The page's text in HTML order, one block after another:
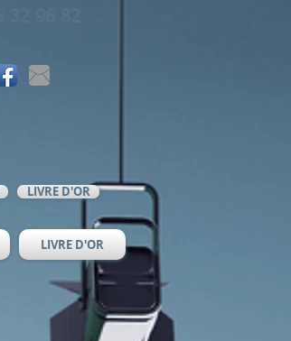
LIVRE D'OR
LIVRE D'OR